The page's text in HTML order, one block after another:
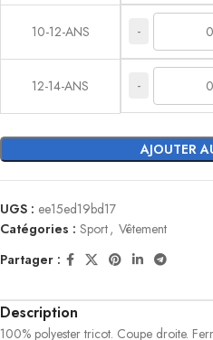
10-12-ANS -
12-14-ANS -
AJOUTER
UGS : ee15ed19bd17
Catégories : Sport, Vêtement
Partager :
Description
100% polyester tricot. Coupe droite.